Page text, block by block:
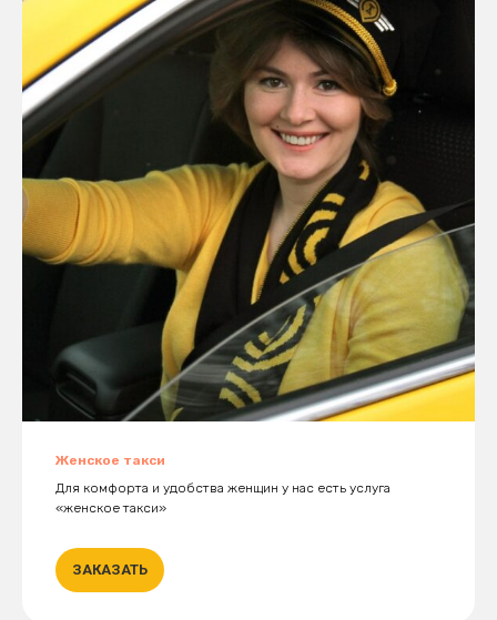
Женское такси
Для комфорта и удобства женщин у нас есть услуга
«женское такси»
ЗАКАЗАТЬ